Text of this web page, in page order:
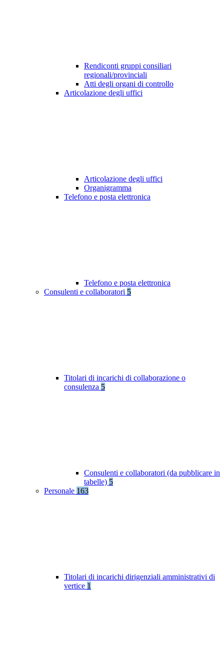
Rendiconti gruppi consiliari
regionali/provinciali
Atti degli organi di controllo
Articolazione degli uffici
Articolazione degli uffici
Organigramma
Telefono e posta elettronica
Telefono e posta elettronica
Consulenti e collaboratori 5
Titolari di incarichi di collaborazione o
consulenza 5
Consulenti e collaboratori (da pubblicare in
tabelle) 5
Personale 163
Titolari di incarichi dirigenziali amministrativi di
vertice 1